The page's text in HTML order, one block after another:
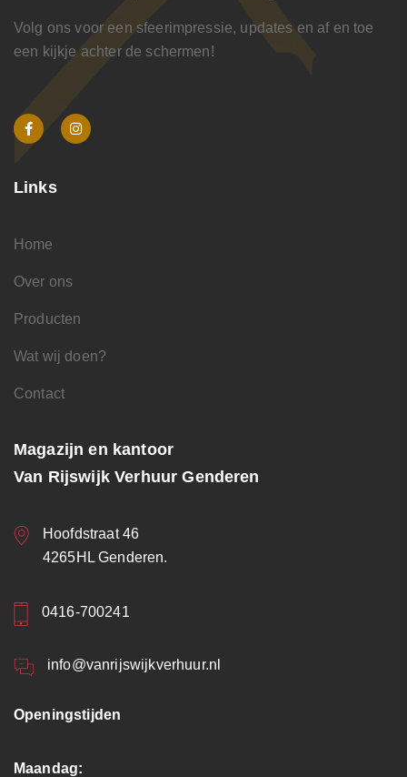
Volg ons voor een sfeerimpressie, updates en af en toe
een kijkje achter de schermen!
Links
Home
Over ons
Producten
Wat wij doen?
Contact
Magazijn en kantoor
Van Rijswijk Verhuur Genderen
Hoofdstraat 46
4265HL Genderen.
0416-700241
info@vanrijswijkverhuur.nl
Openingstijden
Maandag: